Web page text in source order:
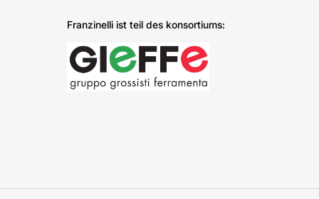
Franzinelli ist teil des konsortiums: